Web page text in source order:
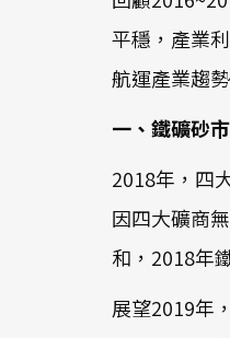
平穩，產業
航運產業趨勢
一、鐵礦砂
2018年，四
因四大礦商
和，2018年
展望2019年